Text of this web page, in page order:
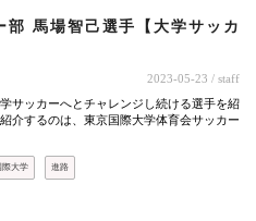
部 馬場智己選手【大学サッカ
2023-05-23 / staff
サッカーへとチャレンジし続ける選手を紹
介するのは、東京国際大学体育会サッカー
際大学 進路